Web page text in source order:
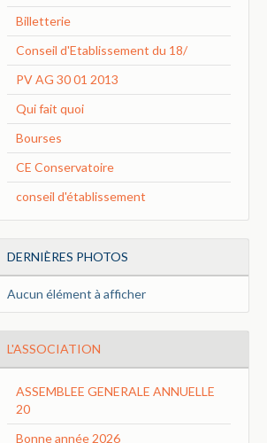
Billetterie
Conseil d'Etablissement du 18/
PV AG 30 01 2013
Qui fait quoi
Bourses
CE Conservatoire
conseil d'établissement
DERNIÈRES PHOTOS
Aucun élément à afficher
L'ASSOCIATION
ASSEMBLEE GENERALE ANNUELLE
20
Bonne année 2026